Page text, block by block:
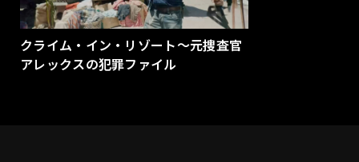
クライム・イン・リゾート～元捜査官
アレックスの犯罪ファイル